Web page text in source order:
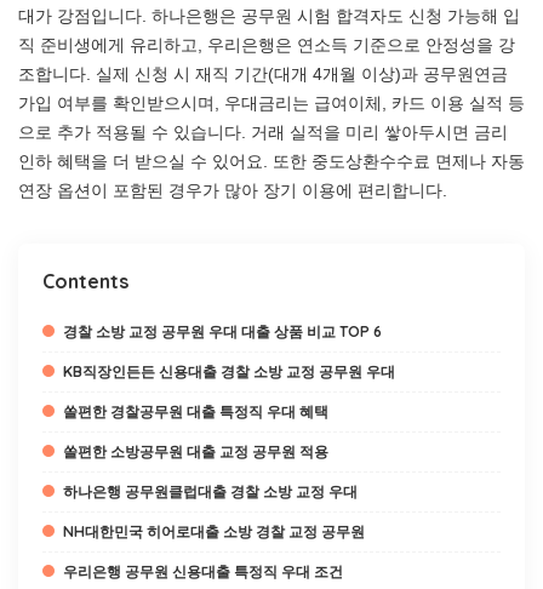
대가 강점입니다. 하나은행은 공무원 시험 합격자도 신청 가능해 입
직 준비생에게 유리하고, 우리은행은 연소득 기준으로 안정성을 강
조합니다. 실제 신청 시 재직 기간(대개 4개월 이상)과 공무원연금
가입 여부를 확인받으시며, 우대금리는 급여이체, 카드 이용 실적 등
으로 추가 적용될 수 있습니다. 거래 실적을 미리 쌓아두시면 금리
인하 혜택을 더 받으실 수 있어요. 또한 중도상환수수료 면제나 자동
연장 옵션이 포함된 경우가 많아 장기 이용에 편리합니다.
Contents
경찰 소방 교정 공무원 우대 대출 상품 비교 TOP 6
KB직장인든든 신용대출 경찰 소방 교정 공무원 우대
쏠편한 경찰공무원 대출 특정직 우대 혜택
쏠편한 소방공무원 대출 교정 공무원 적용
하나은행 공무원클럽대출 경찰 소방 교정 우대
NH대한민국 히어로대출 소방 경찰 교정 공무원
우리은행 공무원 신용대출 특정직 우대 조건